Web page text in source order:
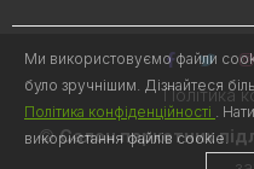
©Салон паркетних
Політика
Ми використовуємо файли
було зручнішим. Дізнайтеся
Політика конфіденційності .
використання файлів cookie.